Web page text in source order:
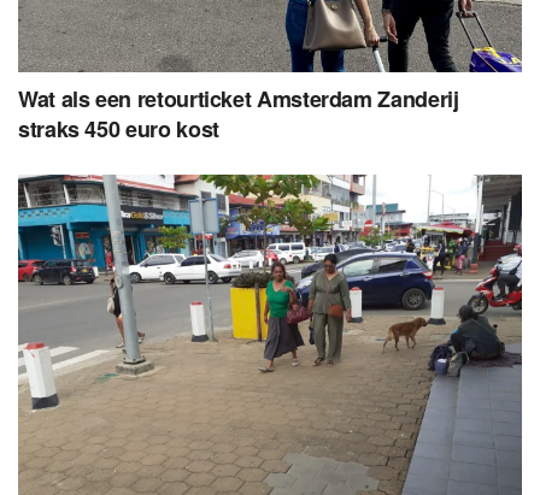
Wat als een retourticket Amsterdam Zanderij
straks 450 euro kost